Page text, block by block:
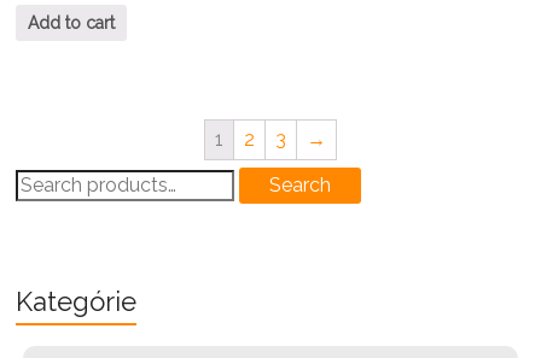
Add to cart
1 2 3
→
Search
for:
Search
Kategórie